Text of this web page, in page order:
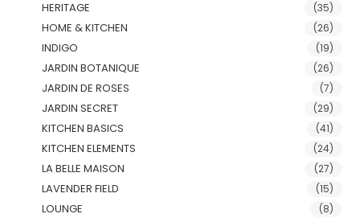
HERITAGE (35)
HOME & KITCHEN (26)
INDIGO (19)
JARDIN BOTANIQUE (26)
JARDIN DE ROSES (7)
JARDIN SECRET (29)
KITCHEN BASICS (41)
KITCHEN ELEMENTS (24)
LA BELLE MAISON (27)
LAVENDER FIELD (15)
LOUNGE (8)